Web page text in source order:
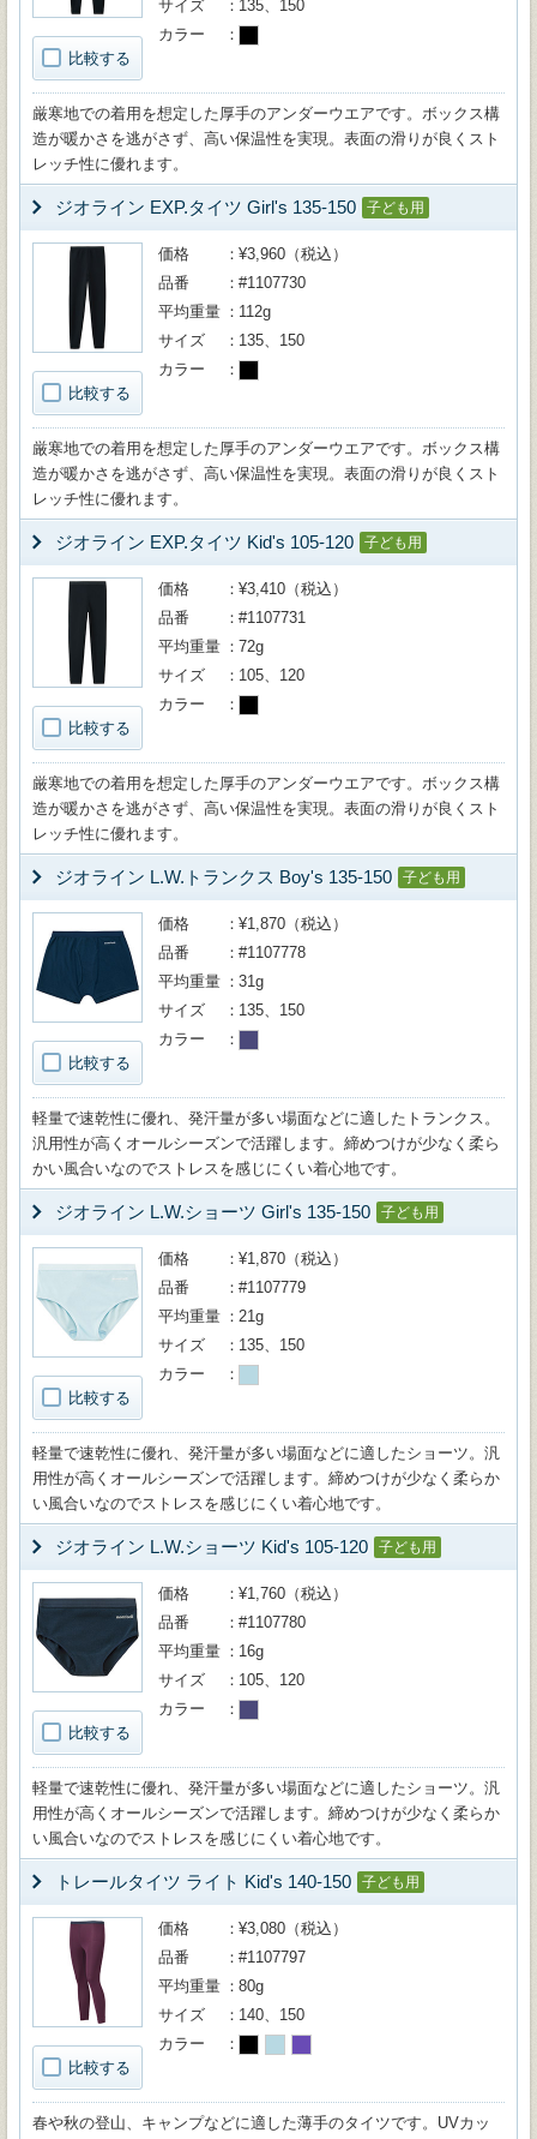
比較する
サイズ
135、150
カラー
厳寒地での着用を想定した厚手のアンダーウエアです。ボックス構
造が暖かさを逃がさず、高い保温性を実現。表面の滑りが良くスト
レッチ性に優れます。
ジオライン EXP.タイツ Girl's 135-150 子ども用
比較する
価格
¥3,960（税込）
品番
#1107730
平均重量
112g
サイズ
135、150
カラー
厳寒地での着用を想定した厚手のアンダーウエアです。ボックス構
造が暖かさを逃がさず、高い保温性を実現。表面の滑りが良くスト
レッチ性に優れます。
ジオライン EXP.タイツ Kid's 105-120 子ども用
比較する
価格
¥3,410（税込）
品番
#1107731
平均重量
72g
サイズ
105、120
カラー
厳寒地での着用を想定した厚手のアンダーウエアです。ボックス構
造が暖かさを逃がさず、高い保温性を実現。表面の滑りが良くスト
レッチ性に優れます。
ジオライン L.W.トランクス Boy's 135-150 子ども用
比較する
価格
¥1,870（税込）
品番
#1107778
平均重量
31g
サイズ
135、150
カラー
軽量で速乾性に優れ、発汗量が多い場面などに適したトランクス。
汎用性が高くオールシーズンで活躍します。締めつけが少なく柔ら
かい風合いなのでストレスを感じにくい着心地です。
ジオライン L.W.ショーツ Girl's 135-150 子ども用
比較する
価格
¥1,870（税込）
品番
#1107779
平均重量
21g
サイズ
135、150
カラー
軽量で速乾性に優れ、発汗量が多い場面などに適したショーツ。汎
用性が高くオールシーズンで活躍します。締めつけが少なく柔らか
い風合いなのでストレスを感じにくい着心地です。
ジオライン L.W.ショーツ Kid's 105-120 子ども用
比較する
価格
¥1,760（税込）
品番
#1107780
平均重量
16g
サイズ
105、120
カラー
軽量で速乾性に優れ、発汗量が多い場面などに適したショーツ。汎
用性が高くオールシーズンで活躍します。締めつけが少なく柔らか
い風合いなのでストレスを感じにくい着心地です。
トレールタイツ ライト Kid's 140-150 子ども用
比較する
価格
¥3,080（税込）
品番
#1107797
平均重量
80g
サイズ
140、150
カラー
春や秋の登山、キャンプなどに適した薄手のタイツです。UVカッ